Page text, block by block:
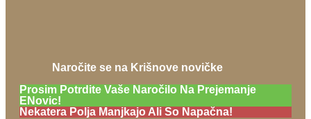
Naročite se na Krišnove novičke
Prosim Potrdite Vaše Naročilo Na Prejemanje
ENovic!
Nekatera Polja Manjkajo Ali So Napačna!